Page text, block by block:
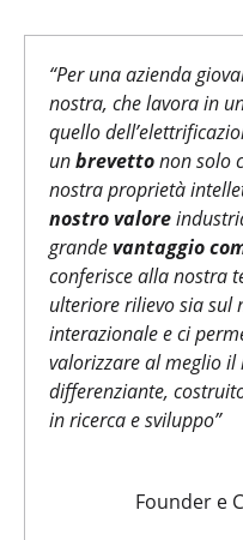
“Per una azienda
nostra, che lavora in
quello
unbrevettonon solo
nostra proprietà
nostro valore
grandevantaggio
conferisce alla nostra
ulteriore rilievo sia sul
interazionale e ci
valorizzare al meglio
differenziante,
in ricerca e sviluppo”
Founder e